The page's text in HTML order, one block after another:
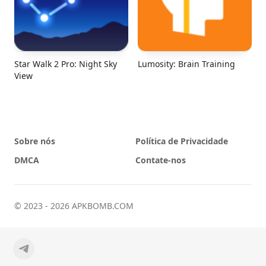
Star Walk 2 Pro: Night Sky
View
Lumosity: Brain Training
Sobre nós
Política de Privacidade
DMCA
Contate-nos
© 2023 - 2026 APKBOMB.COM